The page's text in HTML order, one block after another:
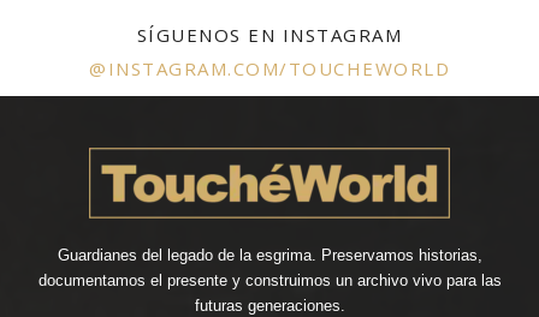
SÍGUENOS EN INSTAGRAM
@INSTAGRAM.COM/TOUCHEWORLD
Guardianes del legado de la esgrima. Preservamos historias,
documentamos el presente y construimos un archivo vivo para las
futuras generaciones.